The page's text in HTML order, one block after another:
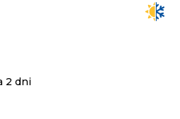
2 dni